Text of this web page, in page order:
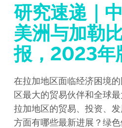
研究速递｜
美洲与加勒
报，2023年
在拉加地区面临经济困境
区最大的贸易伙伴和全球
拉加地区的贸易、投资、
方面有哪些最新进展？绿